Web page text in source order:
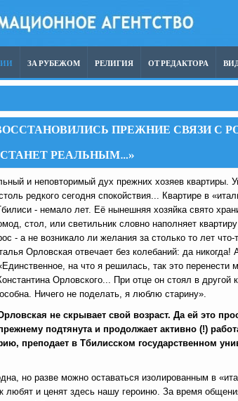
ЗА РУБЕЖОМ РЕЛИГИЯ ОТ РЕДАКТОРА
ПРЕЖНИЕ СВЯЗИ С
РЕАЛЬНЫМ…»
и неповторимый дух прежних хозяев квартиры.
редкого сегодня спокойствия... Квартире в
- немало лет. Её нынешняя хозяйка свято
стол, или светильник словно наполняет
- а не возникало ли желания за столько то лет что-
Орловская отвечает без колебаний: да никогда!
на что я решилась, так это перенести
Орловского... При отце он стоял в другой
Ничего не поделать, я люблю старину».
не скрывает свой возраст. Да ей это
подтянута и продолжает активно (!)
преподает в Тбилисском государственном
но разве можно оставаться изолированным в
любят и ценят здесь нашу героиню. За время